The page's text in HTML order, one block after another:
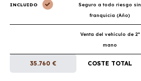
INCLUIDO
Seguro a todo riesgo sin
franquicia (Año)
Venta del vehículo de 2ª
mano
35.760 € COSTE TOTAL